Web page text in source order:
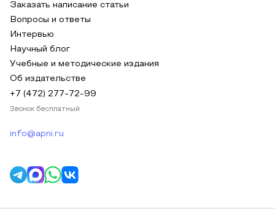
Заказать написание статьи
Вопросы и ответы
Интервью
Научный блог
Учебные и методические издания
Об издательстве
+7 (472) 277-72-99
Звонок бесплатный
info@apni.ru